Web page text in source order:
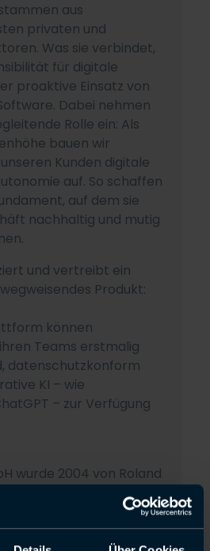
aus
privaten und
Was sie verbindet,
für digitale
proaktive Einsatz von
Dabei nehmen
Rolle ein: Als
bauen wir
Kunden digitale
auf. So schaffen
auf dem sie
nachhaltig und mutig
und vertreibt ein
Produkt:
können
Teams erstmalig
datenschutzkonform
KI – wie
– zur Verfügung
wurde 2004 von Roland
und wird heute von
einem erfahrenen